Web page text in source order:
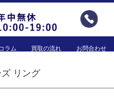
ラム 買取の流れ お問合わせ
リング